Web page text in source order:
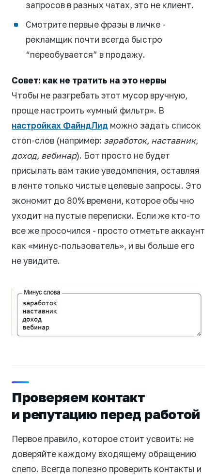
запросов в разных чатах, это не клиент.
Смотрите первые фразы в личке -
рекламщик почти всегда быстро
“переобувается” в продажу.
Совет: как не тратить на это нервы
Чтобы не разгребать этот мусор вручную,
проще настроить «умный фильтр». В
настройках ФайндЛид можно задать список
стоп-слов (например: заработок, наставник,
доход, вебинар). Бот просто не будет
присылать вам такие уведомления, оставляя
в ленте только чистые целевые запросы. Это
экономит до 80% времени, которое обычно
уходит на пустые переписки. Если же кто-то
все же просочился - просто отметьте аккаунт
как «минус-пользователь», и вы больше его
не увидите.
Проверяем контакт
и репутацию перед работой
Первое правило, которое стоит усвоить: не
доверяйте каждому входящему обращению
слепо. Всегда полезно проверить контакты и